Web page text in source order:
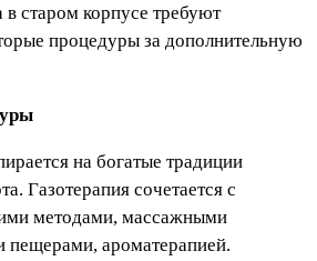
старом корпусе требуют
процедуры за дополнительную
на богатые традиции
Газотерапия сочетается с
методами, массажными
пещерами, ароматерапией.